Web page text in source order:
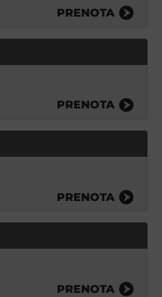
PRENOTA
PRENOTA
PRENOTA
PRENOTA